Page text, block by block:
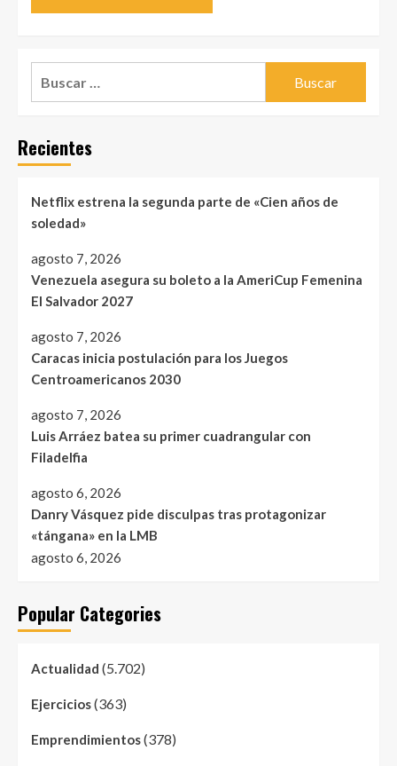
Recientes
Netflix estrena la segunda parte de «Cien años de
soledad»
agosto 7, 2026
Venezuela asegura su boleto a la AmeriCup Femenina
El Salvador 2027
agosto 7, 2026
Caracas inicia postulación para los Juegos
Centroamericanos 2030
agosto 7, 2026
Luis Arráez batea su primer cuadrangular con
Filadelfia
agosto 6, 2026
Danry Vásquez pide disculpas tras protagonizar
«tángana» en la LMB
agosto 6, 2026
Popular Categories
Actualidad (5.702)
Ejercicios(363)
Emprendimientos(378)